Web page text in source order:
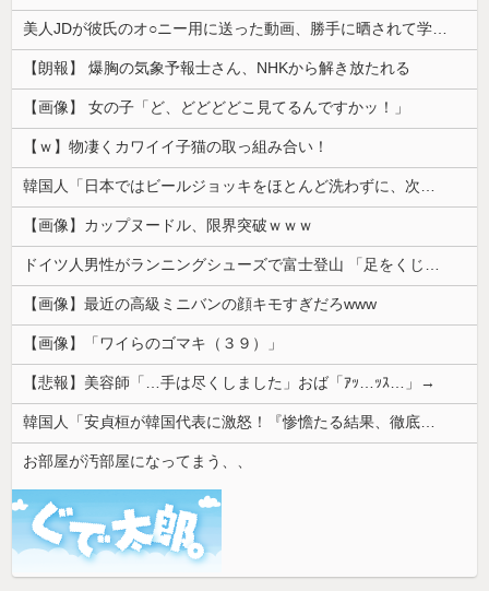
【朗報】 爆胸の気象予報士さん、NHKから解き放たれる
【画像】 女の子「ど、どどどどこ見てるんですかッ！」
【ｗ】物凄くカワイイ子猫の取っ組み合い！
【画像】カップヌードル、限界突破ｗｗｗ
【画像】最近の高級ミニバンの顔キモすぎだろwww
【画像】「ワイらのゴマキ（３９）」
【悲報】美容師「…手は尽くしました」おば「ｱｯ…ｯｽ…」→
お部屋が汚部屋になってまう、、